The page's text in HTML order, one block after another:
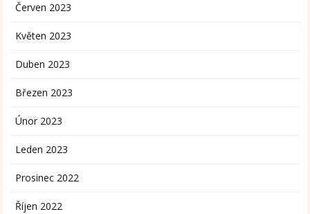
Červen 2023
Květen 2023
Duben 2023
Březen 2023
Únor 2023
Leden 2023
Prosinec 2022
Říjen 2022